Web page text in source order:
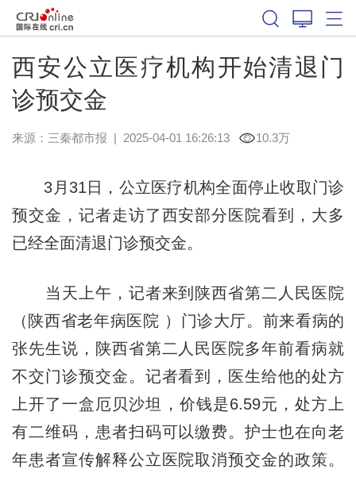
西安公立医疗机构开始清退门
诊预交金
来源： 三秦都市报 | 2025-04-01 16:26:13 10.3万
3月31日，公立医疗机构全面停止收取门诊
预交金，记者走访了西安部分医院看到，大多
已经全面清退门诊预交金。
当天上午，记者来到陕西省第二人民医院
（陕西省老年病医院 ）门诊大厅。前来看病的
张先生说，陕西省第二人民医院多年前看病就
不交门诊预交金。记者看到，医生给他的处方
上开了一盒厄贝沙坦，价钱是6.59元，处方上
有二维码，患者扫码可以缴费。护士也在向老
年患者宣传解释公立医院取消预交金的政策。